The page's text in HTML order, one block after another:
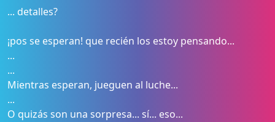
... detalles?
¡pos se esperan! que recién los estoy pensando...
...
...
Mientras esperan, jueguen al luche...
...
O quizás son una sorpresa... sí... eso...